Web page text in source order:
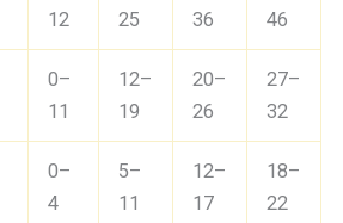
12
25
36
46
0–
11
12–
19
20–
26
27–
32
0–
4
5–
11
12–
17
18–
22